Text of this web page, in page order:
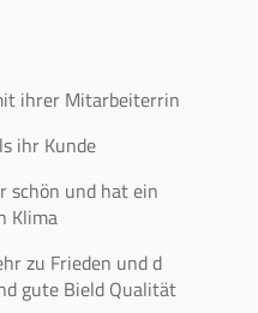
ihrer Mitarbeiterrin
ihr Kunde
schön und hat ein
Klima
zu Frieden und d
gute Bield Qualität